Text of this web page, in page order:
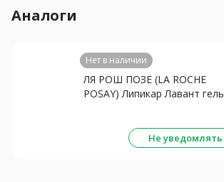
Аналоги
Нет в наличии
ЛЯ РОШ ПОЗЕ (LA ROCHE
POSAY) Липикар Лавант гель
Не уведомлять